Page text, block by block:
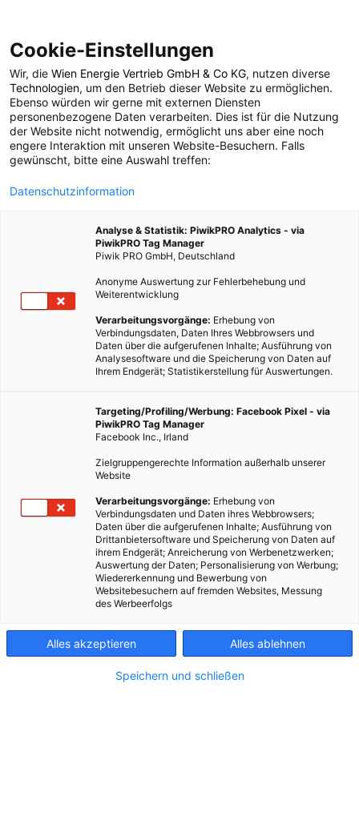
POSTS BY TAG
10 Jahre
1 BEITRAG
Cookie-Einstellungen
Wir, die Wien Energie Vertrieb GmbH & Co KG, nutzen diverse
Technologien, um den Betrieb dieser Website zu ermöglichen.
Ebenso würden wir gerne mit externen Diensten
personenbezogene Daten verarbeiten. Dies ist für die Nutzung
der Website nicht notwendig, ermöglicht uns aber eine noch
engere Interaktion mit unseren Website-Besuchern. Falls
gewünscht, bitte eine Auswahl treffen:
Datenschutzinformation
Analyse & Statistik: PiwikPRO Analytics - via
PiwikPRO Tag Manager
Piwik PRO GmbH, Deutschland
Anonyme Auswertung zur Fehlerbehebung und
Weiterentwicklung
Verarbeitungsvorgänge: Erhebung von
Verbindungsdaten, Daten Ihres Webbrowsers und
Daten über die aufgerufenen Inhalte; Ausführung von
Analysesoftware und die Speicherung von Daten auf
Ihrem Endgerät; Statistikerstellung für Auswertungen.
Targeting/Profiling/Werbung: Facebook Pixel - via
PiwikPRO Tag Manager
Facebook Inc., Irland
Zielgruppengerechte Information außerhalb unserer
Website
Verarbeitungsvorgänge: Erhebung von
Verbindungsdaten und Daten ihres Webbrowsers;
Daten über die aufgerufenen Inhalte; Ausführung von
Drittanbietersoftware und Speicherung von Daten auf
ihrem Endgerät; Anreicherung von Werbenetzwerken;
Auswertung der Daten; Personalisierung von Werbung;
Wiedererkennung und Bewerbung von
Websitebesuchern auf fremden Websites, Messung
des Werbeerfolgs
Alles akzeptieren Alles ablehnen
Speichern und schließen